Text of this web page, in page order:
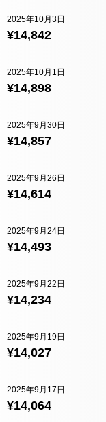
¥14,842
2025年10月3日
¥14,898
2025年10月1日
¥14,857
2025年9月30日
¥14,614
2025年9月26日
¥14,493
2025年9月24日
¥14,234
2025年9月22日
¥14,027
2025年9月19日
¥14,064
2025年9月17日